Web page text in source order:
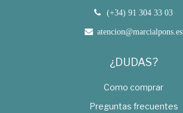
(+34) 91 304 33 03
atencion@marcialpons.es
¿DUDAS?
Como comprar
Preguntas frecuentes